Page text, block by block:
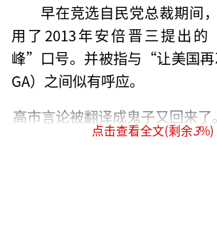
早在竞选自民党总裁期间
用了2013年安倍晋三提出
峰”口号。并被指与“让美国
GA）之间似有呼应。
高市言论被翻译成鬼子又回来了。
龙 CM0882）
点击查看全文(剩余3%)